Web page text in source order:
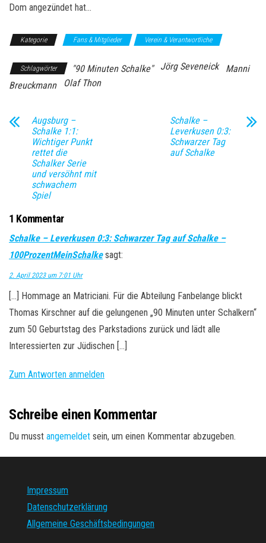
Dom angezündet hat…
Kategorie Fans & Mitglieder Verein & Verantwortliche
Schlagwörter "90 Minuten Schalke" Jörg Seveneick
Manni
Breuckmann
Olaf Thon
Augsburg –
Schalke 1:1:
Wichtiger Punkt
rettet die
Schalker Serie
und versöhnt mit
schwachem
Spiel
Schalke –
Leverkusen 0:3:
Schwarzer Tag
auf Schalke
1 Kommentar
Schalke – Leverkusen 0:3: Schwarzer Tag auf Schalke –
100ProzentMeinSchalke sagt:
2. April 2023 um 7:01 Uhr
[…] Hommage an Matriciani. Für die Abteilung Fanbelange blickt
Thomas Kirschner auf die gelungenen „90 Minuten unter Schalkern“
zum 50 Geburtstag des Parkstadions zurück und lädt alle
Interessierten zur Jüdischen […]
Zum Antworten anmelden
Schreibe einen Kommentar
Du musst angemeldet sein, um einen Kommentar abzugeben.
Impressum
Datenschutzerklärung
Allgemeine Geschäftsbedingungen